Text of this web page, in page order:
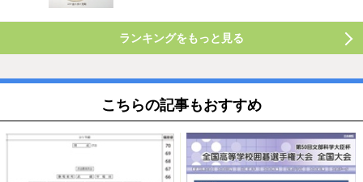
ランキングをもっと見る
こちらの記事もおすすめ